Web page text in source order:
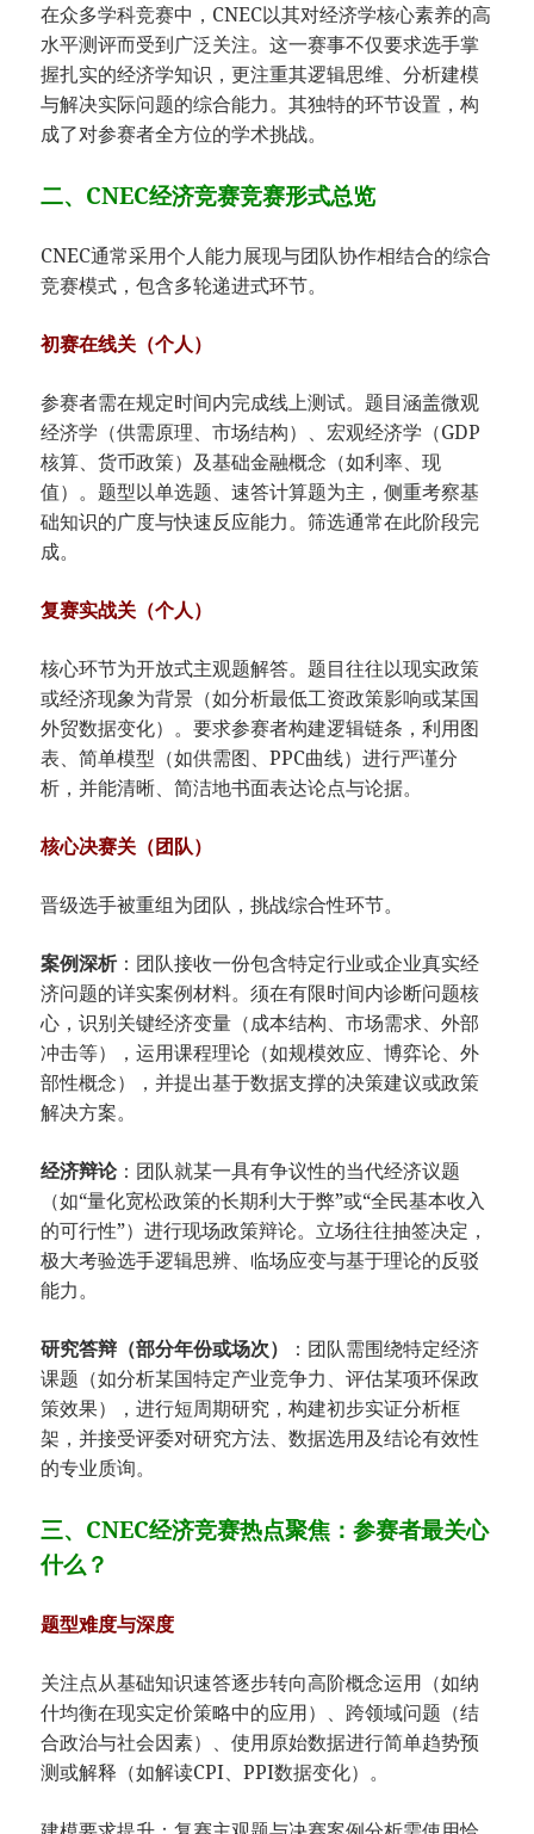
在众多学科竞赛中，CNEC以其对经济学核心素养的高
水平测评而受到广泛关注。这一赛事不仅要求选手掌
握扎实的经济学知识，更注重其逻辑思维、分析建模
与解决实际问题的综合能力。其独特的环节设置，构
成了对参赛者全方位的学术挑战。
​​二、CNEC经济竞赛竞赛形式总览​
CNEC通常采用个人能力展现与团队协作相结合的综合
竞赛模式，包含多轮递进式环节。
​初赛在线关（个人）​
参赛者需在规定时间内完成线上测试。题目涵盖微观
经济学（供需原理、市场结构）、宏观经济学（GDP
核算、货币政策）及基础金融概念（如利率、现
值）。题型以单选题、速答计算题为主，侧重考察基
础知识的广度与快速反应能力。筛选通常在此阶段完
成。
​复赛实战关（个人）​
核心环节为开放式主观题解答。题目往往以现实政策
或经济现象为背景（如分析最低工资政策影响或某国
外贸数据变化）。要求参赛者构建逻辑链条，利用图
表、简单模型（如供需图、PPC曲线）进行严谨分
析，并能清晰、简洁地书面表达论点与论据。
​核心决赛关（团队）​
晋级选手被重组为团队，挑战综合性环节。
​案例深析​​：团队接收一份包含特定行业或企业真实经
济问题的详实案例材料。须在有限时间内诊断问题核
心，识别关键经济变量（成本结构、市场需求、外部
冲击等），运用课程理论（如规模效应、博弈论、外
部性概念），并提出基于数据支撑的决策建议或政策
解决方案。
​经济辩论​​：团队就某一具有争议性的当代经济议题
（如“量化宽松政策的长期利大于弊”或“全民基本收入
的可行性”）进行现场政策辩论。立场往往抽签决定，
极大考验选手逻辑思辨、临场应变与基于理论的反驳
能力。
​研究答辩（部分年份或场次）​
​：团队需围绕特定经济
课题（如分析某国特定产业竞争力、评估某项环保政
策效果），进行短周期研究，构建初步实证分析框
架，并接受评委对研究方法、数据选用及结论有效性
的专业质询。
​​三、CNEC经济竞赛热点聚焦：参赛者最关心
什么？​
​题型难度与深度​
关注点从基础知识速答逐步转向高阶概念运用（如纳
什均衡在现实定价策略中的应用）、跨领域问题（结
合政治与社会因素）、使用原始数据进行简单趋势预
测或解释（如解读CPI、PPI数据变化）。